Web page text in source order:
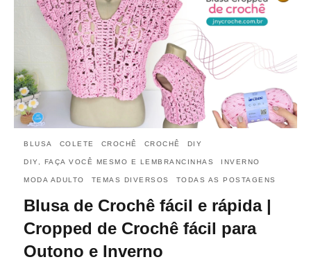
BLUSA COLETE CROCHÊ CROCHÊ DIY
DIY, FAÇA VOCÊ MESMO E LEMBRANCINHAS INVERNO
MODA ADULTO TEMAS DIVERSOS TODAS AS POSTAGENS
Blusa de Crochê fácil e rápida |
Cropped de Crochê fácil para
Outono e Inverno